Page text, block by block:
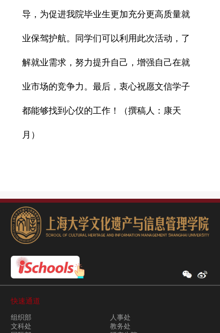
导 ，为促进我院毕业生更加充分更高质量就
业保驾护航。同学们可以利用此次活动，了
解就业需求，努力提升自己，增强自己在就
业市场的竞争力。最后，衷心祝愿文信学子
都能够找到心仪的工作！（撰稿人：康天
月）
快速通道
组织部
人事处
文科处
教务处